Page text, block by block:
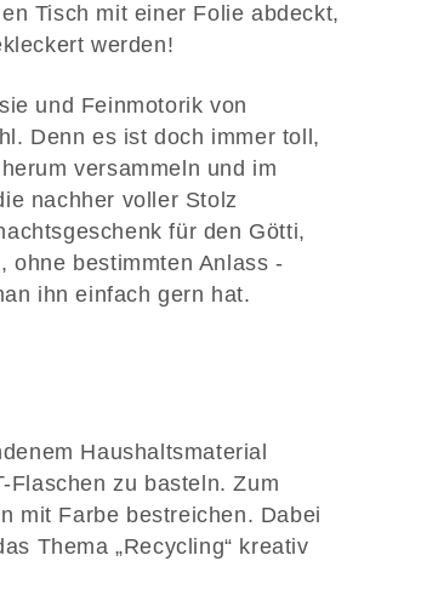
Tisch mit einer Folie abdeckt,
werden!
und Feinmotorik von
Denn es ist doch immer toll,
versammeln und im
nachher voller Stolz
für den Götti,
ohne bestimmten Anlass -
ihn einfach gern hat.
Haushaltsmaterial
Flaschen zu basteln. Zum
mit Farbe bestreichen. Dabei
Thema „Recycling“ kreativ